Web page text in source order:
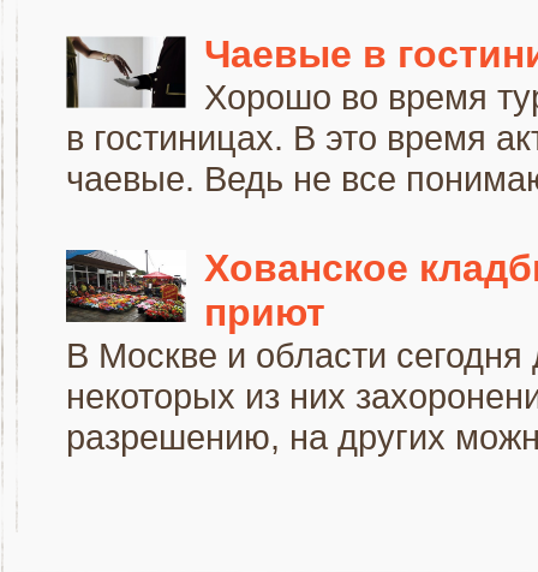
Чаевые в
Хорошо во время
в гостиницах. В это время
чаевые. Ведь не все
Хованское
приют
В Москве и области
некоторых из них
разрешению, на других